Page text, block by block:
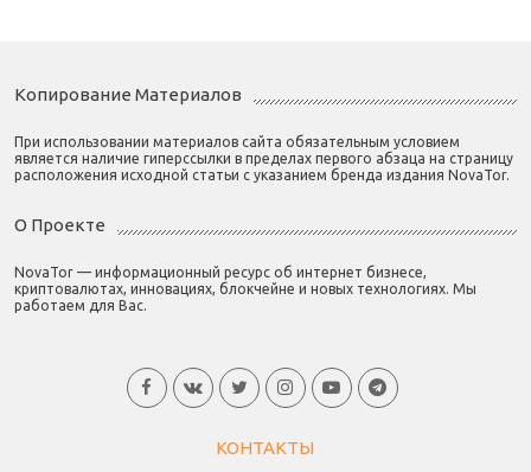
Копирование Материалов
При использовании материалов сайта обязательным условием
является наличие гиперссылки в пределах первого абзаца на страницу
расположения исходной статьи с указанием бренда издания NovaTor.
О Проекте
NovaTor — информационный ресурс об интернет бизнесе,
криптовалютах, инновациях, блокчейне и новых технологиях. Мы
работаем для Вас.
КОНТАКТЫ